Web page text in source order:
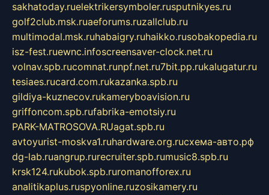
sakhatoday.ruelektrikersymboler.rusputnikyes.ru
golf2club.msk.ruaeforums.ruzallclub.ru
multimodal.msk.ruhabaigry.ruhaikko.rusobakopedia.ru
isz-fest.ruewnc.infoscreensaver-clock.net.ru
volnav.spb.rucomnat.runpf.net.ru7bit.pp.rukalugatur.ru
tesiaes.rucard.com.rukazanka.spb.ru
gildiya-kuznecov.rukameryboavision.ru
griffoncom.spb.rufabrika-emotsiy.ru
PARK-MATROSOVA.RUagat.spb.ru
avtoyurist-moskva1.ruhardware.org.ruсхема-авто.рф
dg-lab.ruangrup.rurecruiter.spb.rumusic8.spb.ru
krsk124.rukubok.spb.ruromanofforex.ru
analitikaplus.ruspyonline.ruzosikamery.ru